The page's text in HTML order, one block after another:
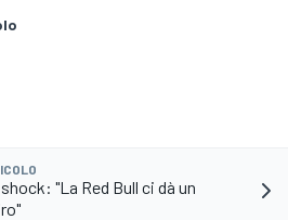
"La Red Bull ci dà un